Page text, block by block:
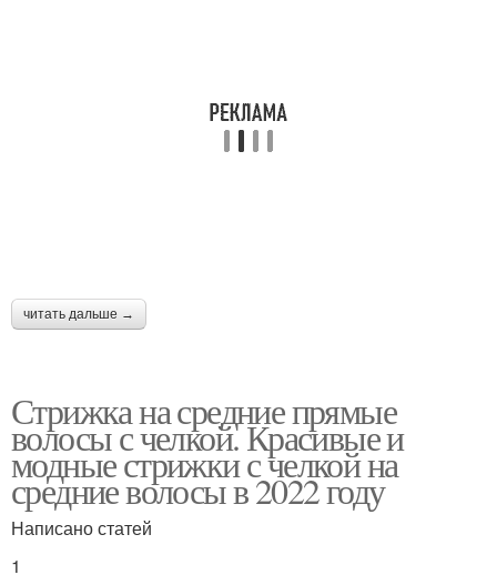
читать дальше →
Стрижка на средние прямые
волосы с челкой. Красивые и
модные стрижки с челкой на
средние волосы в 2022 году
Написано статей
1